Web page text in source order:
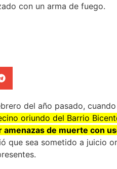
con un arma de fuego.
del año pasado, cuando
oriundo del Barrio
de muerte con
que sea sometido a juicio